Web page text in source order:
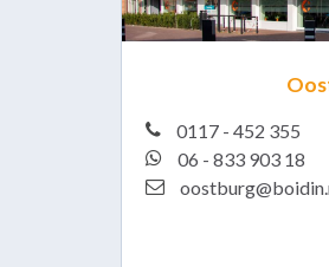
0117 - 452 355
06 - 833 903 18